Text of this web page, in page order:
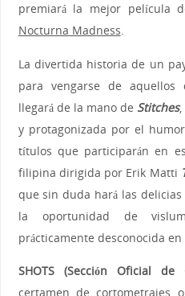
premiará la mejor película
Nocturna Madness.
La divertida historia de un
para vengarse de
llegará de la mano de Stitches
y protagonizada por el
títulos que participarán en
filipina dirigida por Erik Matti
que sin duda hará las
la oportunidad de
prácticamente desconocida en
SHOTS (Sección Oficial de
certamen de cortometrajes